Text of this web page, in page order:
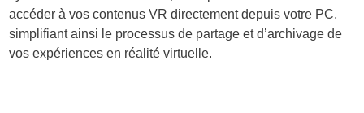
accéder à vos contenus VR directement depuis votre PC,
simplifiant ainsi le processus de partage et d’archivage de
vos expériences en réalité virtuelle.